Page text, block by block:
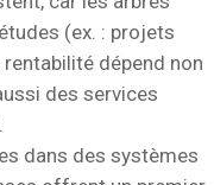
(ex. : projets
dépend non
des services
dans des systèmes